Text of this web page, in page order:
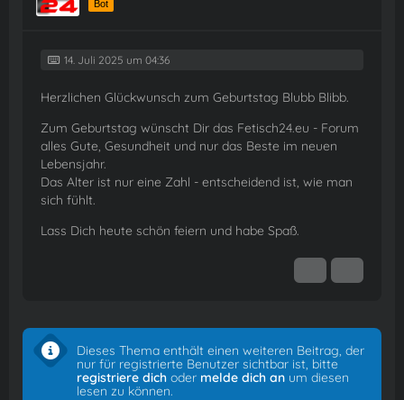
Bot
14. Juli 2025 um 04:36
Herzlichen Glückwunsch zum Geburtstag Blubb Blibb.
Zum Geburtstag wünscht Dir das Fetisch24.eu - Forum
alles Gute, Gesundheit und nur das Beste im neuen
Lebensjahr.
Das Alter ist nur eine Zahl - entscheidend ist, wie man
sich fühlt.
Lass Dich heute schön feiern und habe Spaß.
Dieses Thema enthält einen weiteren Beitrag, der
nur für registrierte Benutzer sichtbar ist, bitte
registriere dich oder melde dich an um diesen
lesen zu können.